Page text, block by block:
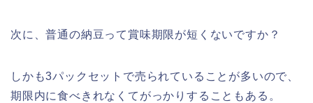
次に、普通の納豆って賞味期限が短くないですか？
しかも3パックセットで売られていることが多いので、
期限内に食べきれなくてがっかりすることもある。